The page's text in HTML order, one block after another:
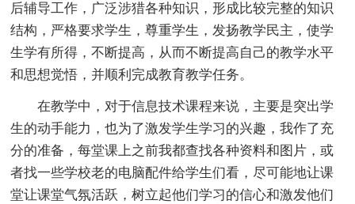
后辅导工作，广泛涉猎各种知识，形成比较完整的知识
结构，严格要求学生，尊重学生，发扬教学民主，使学
生学有所得，不断提高，从而不断提高自己的教学水平
和思想觉悟，并顺利完成教育教学任务。
在教学中，对于信息技术课程来说，主要是突出学
生的动手能力，也为了激发学生学习的兴趣，我作了充
分的准备，每堂课上之前我都查找各种资料和图片，或
者找一些学校老的电脑配件给学生们看，尽可能地让课
堂让课堂气氛活跃，树立起他们学习的信心和激发他们